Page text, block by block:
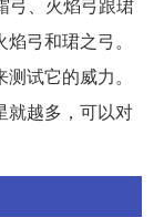
弓、火焰弓跟珺
弓和珺之弓。
试它的威力。
就越多，可以对